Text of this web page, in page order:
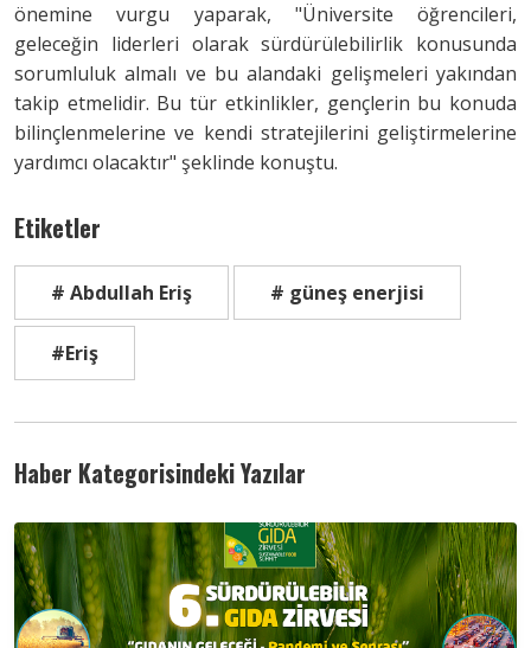
önemine vurgu yaparak, "Üniversite öğrencileri,
geleceğin liderleri olarak sürdürülebilirlik konusunda
sorumluluk almalı ve bu alandaki gelişmeleri yakından
takip etmelidir. Bu tür etkinlikler, gençlerin bu konuda
bilinçlenmelerine ve kendi stratejilerini geliştirmelerine
yardımcı olacaktır" şeklinde konuştu.
Etiketler
# Abdullah Eriş # güneş enerjisi
#Eriş
Haber Kategorisindeki Yazılar